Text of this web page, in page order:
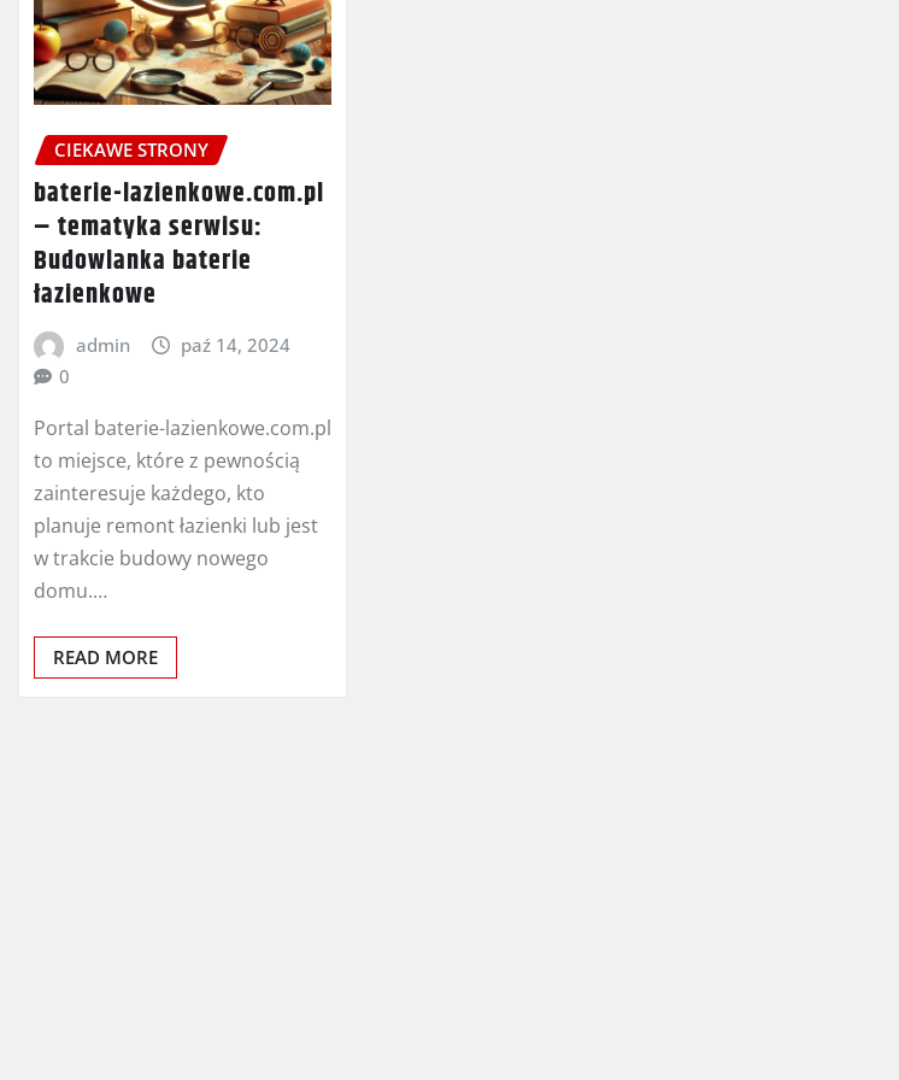
CIEKAWE STRONY
baterie-lazienkowe.com.pl
– tematyka serwisu:
Budowlanka baterie
łazienkowe
admin
paź 14, 2024
0
Portal baterie-lazienkowe.com.pl
to miejsce, które z pewnością
zainteresuje każdego, kto
planuje remont łazienki lub jest
w trakcie budowy nowego
domu.…
READ MORE